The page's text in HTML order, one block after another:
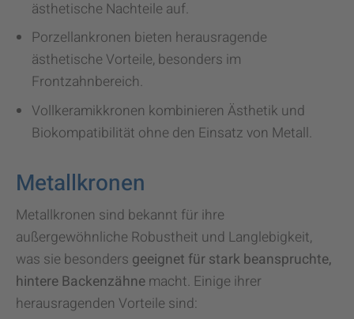
ästhetische Nachteile auf.
Porzellankronen bieten herausragende
ästhetische Vorteile, besonders im
Frontzahnbereich.
Vollkeramikkronen kombinieren Ästhetik und
Biokompatibilität ohne den Einsatz von Metall.
Metallkronen
Metallkronen sind bekannt für ihre
außergewöhnliche Robustheit und Langlebigkeit,
was sie besonders geeignet für stark beanspruchte,
hintere Backenzähnemacht. Einige ihrer
herausragenden Vorteile sind: